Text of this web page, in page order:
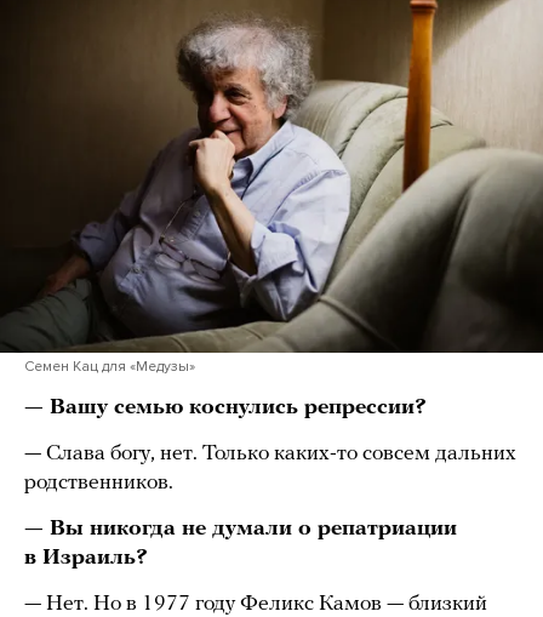
Семен Кац для «Медузы»
— Вашу семью коснулись репрессии?
— Слава богу, нет. Только каких-то совсем дальних
родственников.
— Вы никогда не думали о репатриации
в Израиль?
— Нет. Но в 1977 году Феликс Камов — близкий